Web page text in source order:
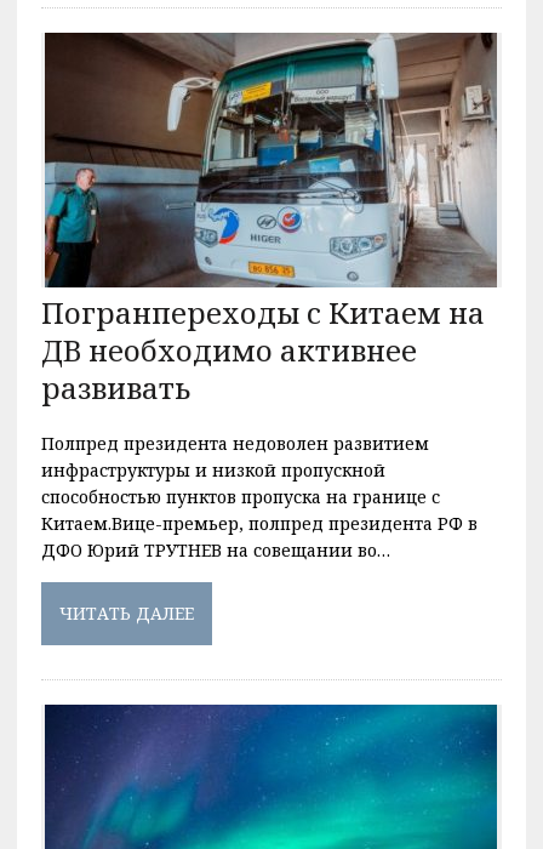
Погранпереходы с Китаем на
ДВ необходимо активнее
развивать
Полпред президента недоволен развитием
инфраструктуры и низкой пропускной
способностью пунктов пропуска на границе с
Китаем.Вице-премьер, полпред президента РФ в
ДФО Юрий ТРУТНЕВ на совещании во…
ЧИТАТЬ ДАЛЕЕ